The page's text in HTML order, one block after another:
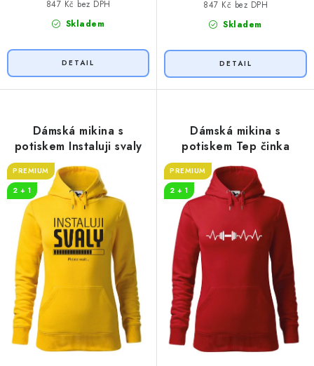
Skladem
847 Kč bez DPH
Skladem
847 Kč bez DPH
Dámská mikina s
potiskem Instaluji svaly
PREMIUM
2 + 1
Dámská mikina s
potiskem Tep činka
PREMIUM
2 + 1